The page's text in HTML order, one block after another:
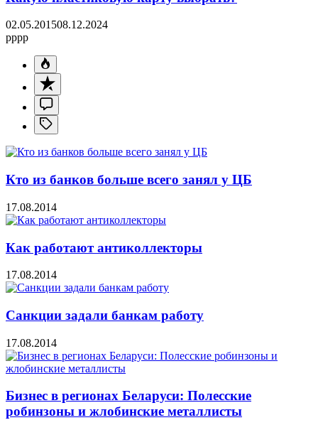
02.05.201508.12.2024
pppp
Кто из банков больше всего занял у ЦБ
17.08.2014
Как работают антиколлекторы
17.08.2014
Санкции задали банкам работу
17.08.2014
Бизнес в регионах Беларуси: Полесские
робинзоны и жлобинские металлисты